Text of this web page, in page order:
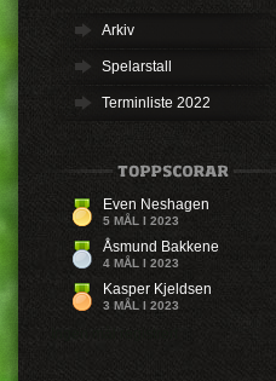
Arkiv
Spelarstall
Terminliste 2022
Even Neshagen
5 MÅL I 2023
Åsmund Bakkene
4 MÅL I 2023
Kasper Kjeldsen
3 MÅL I 2023